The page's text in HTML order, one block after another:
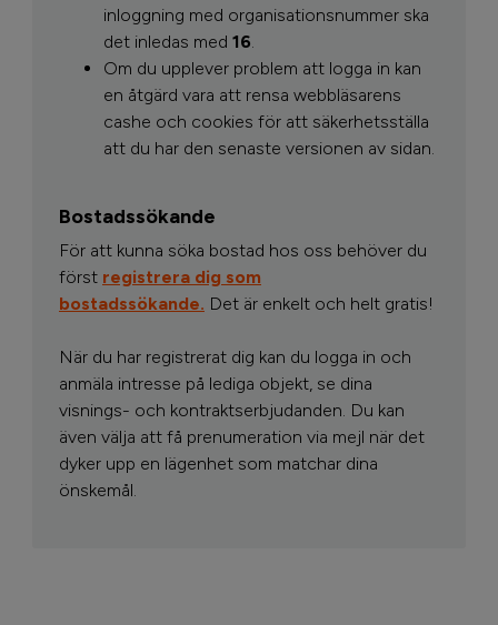
inloggning med organisationsnummer ska
det inledas med 16.
Om du upplever problem att logga in kan
en åtgärd vara att rensa webbläsarens
cashe och cookies för att säkerhetsställa
att du har den senaste versionen av sidan.
Bostadssökande
För att kunna söka bostad hos oss behöver du
först registrera dig som
bostadssökande. Det är enkelt och helt gratis!
När du har registrerat dig kan du logga in och
anmäla intresse på lediga objekt, se dina
visnings- och kontraktserbjudanden. Du kan
även välja att få prenumeration via mejl när det
dyker upp en lägenhet som matchar dina
önskemål.